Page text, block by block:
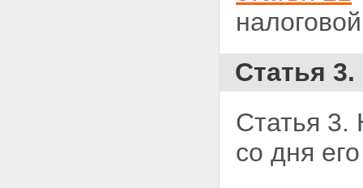
Статья 3.
Статья 3.
со дня